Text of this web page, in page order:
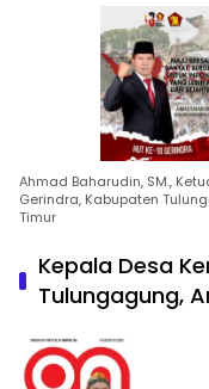
Ahmad Baharudin, SM.,
Gerindra, Kabupaten
Timur
Kepala Desa
Tulungagung,